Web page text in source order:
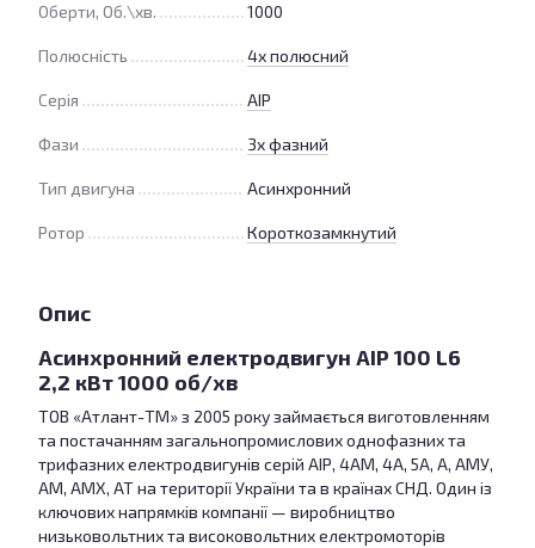
Оберти, Об.\хв. 1000
Полюсність 4х полюсний
Серія АІР
Фази 3х фазний
Тип двигуна Асинхронний
Ротор Короткозамкнутий
Опис
Асинхронний електродвигун АІР 100 L6
2,2 кВт 1000 об/хв
ТОВ «Атлант-ТМ» з 2005 року займається виготовленням
та постачанням загальнопромислових однофазних та
трифазних електродвигунів серій АІР, 4АМ, 4А, 5А, А, АМУ,
АМ, АМХ, АТ на території України та в країнах СНД. Один із
ключових напрямків компанії — виробництво
низьковольтних та високовольтних електромоторів